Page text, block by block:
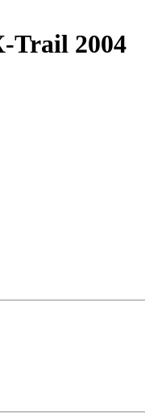
Trail 2004